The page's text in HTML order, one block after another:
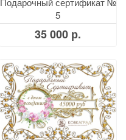
5
35 000 р.